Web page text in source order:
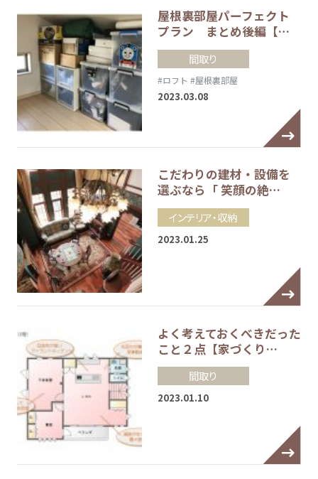
屋根裏部屋パーフェクト
プラン まとめ後編【…
間取り
#ロフト #屋根裏部屋
2023.03.08
こだわりの建材・設備を
選ぶなら「 笑顔の絶…
インテリア・収納
2023.01.25
よく考えておくべきだった
こと２点【家づくり…
間取り
2023.01.10